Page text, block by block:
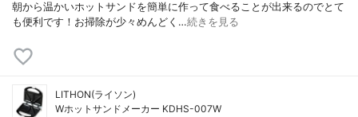
朝から温かいホットサンドを簡単に作って食べることが出来るのでとて
も便利です！お掃除が少々めんどく…続きを見る
LITHON(ライソン)
Wホットサンドメーカー KDHS-007W